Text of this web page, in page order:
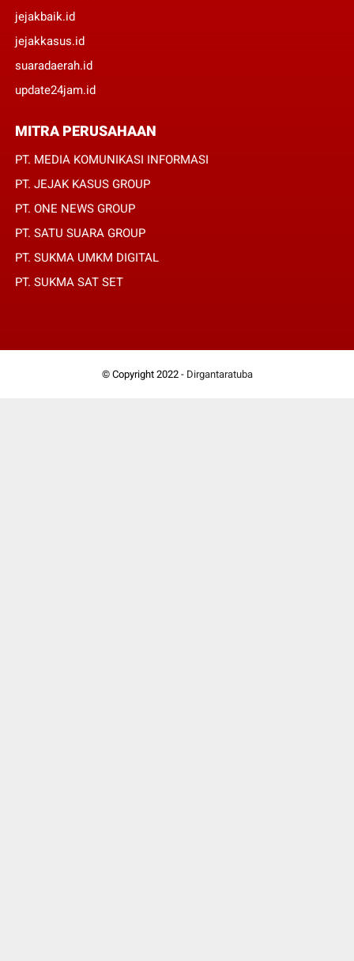
jejakbaik.id
jejakkasus.id
suaradaerah.id
update24jam.id
MITRA PERUSAHAAN
PT. MEDIA KOMUNIKASI INFORMASI
PT. JEJAK KASUS GROUP
PT. ONE NEWS GROUP
PT. SATU SUARA GROUP
PT. SUKMA UMKM DIGITAL
PT. SUKMA SAT SET
© Copyright 2022 - Dirgantaratuba